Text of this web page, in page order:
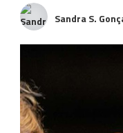
Sandra S.